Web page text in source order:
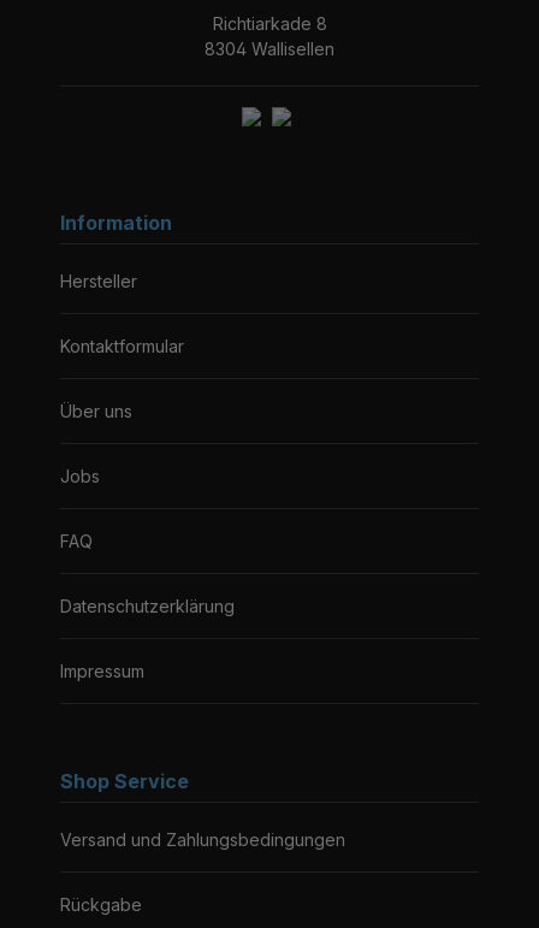
Richtiarkade 8
8304 Wallisellen
Information
Hersteller
Kontaktformular
Über uns
Jobs
FAQ
Datenschutzerklärung
Impressum
Shop Service
Versand und Zahlungsbedingungen
Rückgabe